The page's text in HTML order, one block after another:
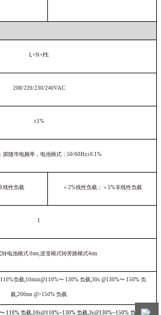
L+N+PE
208/220/230/240VAC
±1%
跟随市电频率，电池模式：50/60Hz±0.1%
线性负载 ＜2%线性负载；＜5%非线性负载
1
转电池模式 0ms,逆变模式转旁路模式4ms
负载,10min@110%〜 130% 负载,30s @130%〜 150% 负
载,200ms @>150% 负载
110% 负载,10s@110%~130% 负载,3s@130%~150% 负